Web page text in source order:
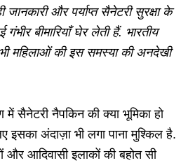
जानकारी और पर्याप्त सैनेटरी सुरक्षा के
बीमारियाँ घेर लेती हैं. भारतीय
भी महिलाओं की इस समस्या की अनदेखी
सैनेटरी नैपकिन की क्या भूमिका हो
अंदाज़ा भी लगा पाना मुश्किल है.
और आदिवासी इलाकों की बहोत सी